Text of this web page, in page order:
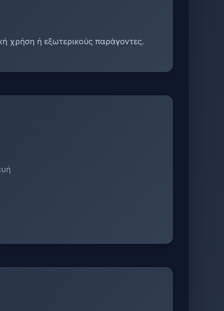
χρήση ή εξωτερικούς παράγοντες.